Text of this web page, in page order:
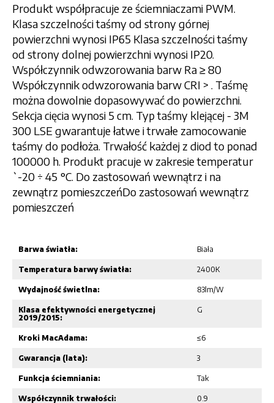
Produkt współpracuje ze ściemniaczami PWM.
Klasa szczelności taśmy od strony górnej
powierzchni wynosi IP65 Klasa szczelności taśmy
od strony dolnej powierzchni wynosi IP20.
Współczynnik odwzorowania barw Ra ≥ 80
Współczynnik odwzorowania barw CRI > . Taśmę
można dowolnie dopasowywać do powierzchni.
Sekcja cięcia wynosi 5 cm. Typ taśmy klejącej - 3M
300 LSE gwarantuje łatwe i trwałe zamocowanie
taśmy do podłoża. Trwałość każdej z diod to ponad
100000 h. Produkt pracuje w zakresie temperatur
`-20 ÷ 45 °C. Do zastosowań wewnątrz i na
zewnątrz pomieszczeńDo zastosowań wewnątrz
pomieszczeń
Barwa światła: Biała
Temperatura barwy światła: 2400K
Wydajność świetlna: 83lm/W
Klasa efektywności energetycznej
2019/2015:
G
Kroki MacAdama: ≤6
Gwarancja (lata): 3
Funkcja ściemniania: Tak
Współczynnik trwałości: 0.9